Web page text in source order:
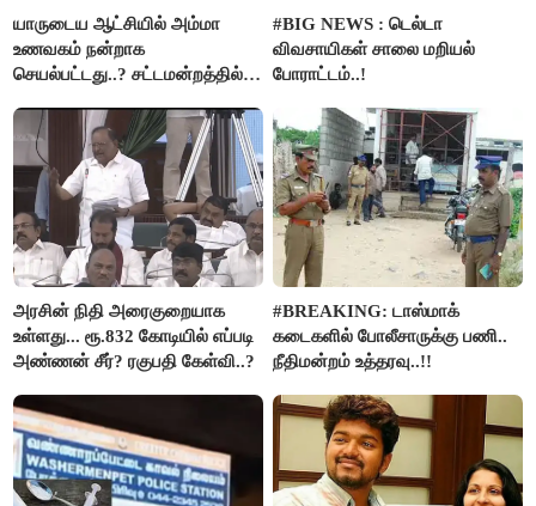
யாருடைய ஆட்சியில் அம்மா
உணவகம் நன்றாக
செயல்பட்டது..? சட்டமன்றத்தில்
#BIG NEWS : டெல்டா
விவசாயிகள் சாலை மறியல்
போராட்டம்..!
அரசின் நிதி அரைகுறையாக
உள்ளது... ரூ.832 கோடியில் எப்படி
அண்ணன் சீர்? ரகுபதி கேள்வி..?
#BREAKING: டாஸ்மாக்
கடைகளில் போலீசாருக்கு பணி..
நீதிமன்றம் உத்தரவு..!!